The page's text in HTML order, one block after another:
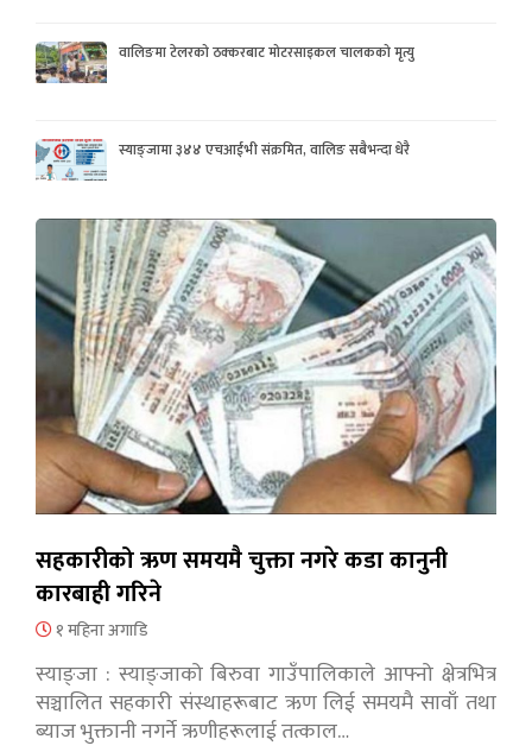
वालिङमा टेलरको ठक्करबाट मोटरसाइकल चालकको मृत्यु
स्याङ्जामा ३४४ एचआईभी संक्रमित, वालिङ सबैभन्दा धेरै
सहकारीको ऋण समयमै चुक्ता नगरे कडा कानुनी
कारबाही गरिने
१ महिना अगाडि
स्याङ्जा : स्याङ्जाको बिरुवा गाउँपालिकाले आफ्नो क्षेत्रभित्र
सञ्चालित सहकारी संस्थाहरूबाट ऋण लिई समयमै सावाँ तथा
ब्याज भुक्तानी नगर्ने ऋणीहरूलाई तत्काल…